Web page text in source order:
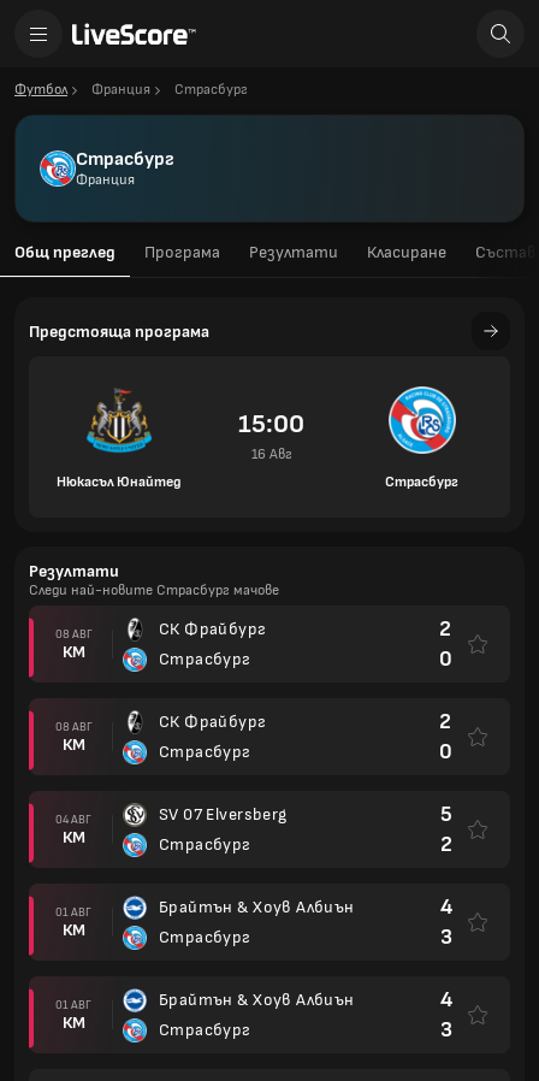
Футбол Франция Страсбург
Страсбург
Франция
Общ преглед Програма Резултати Класиране Състав
Предстояща програма
Нюкасъл Юнайтед
15:00
16 Авг
Страсбург
Резултати
Следи най-новите Страсбург мачове
08 АВГ
КМ
СК Фрайбург
Страсбург
2
0
08 АВГ
КМ
СК Фрайбург
Страсбург
2
0
04 АВГ
КМ
SV 07 Elversberg
Страсбург
5
2
01 АВГ
КМ
Брайтън & Хоув Албиън
Страсбург
4
3
01 АВГ
КМ
Брайтън & Хоув Албиън
Страсбург
4
3